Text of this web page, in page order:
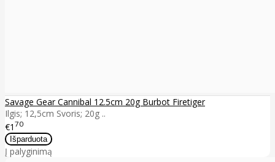
Savage Gear Cannibal 12.5cm 20g Burbot Firetiger
Ilgis; 12,5cm Svoris; 20g ..
€1 70
Į palyginimą